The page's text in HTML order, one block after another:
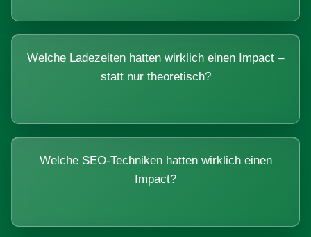
Welche Ladezeiten hatten wirklich einen Impact –
statt nur theoretisch?
Welche SEO-Techniken hatten wirklich einen
Impact?